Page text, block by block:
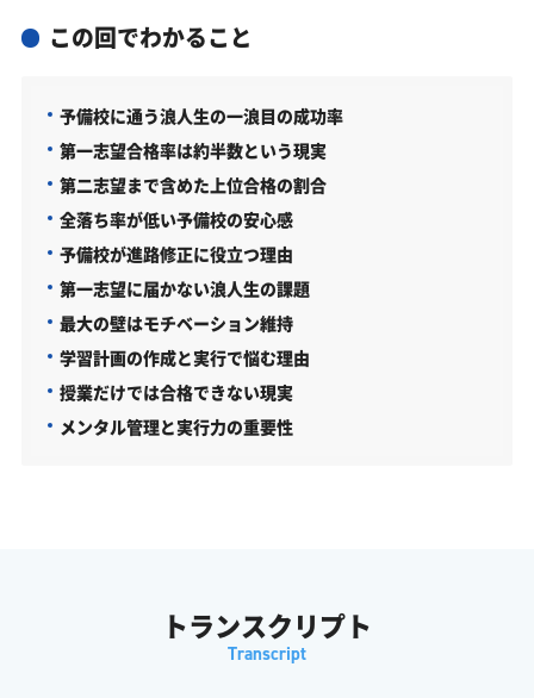
この回でわかること
予備校に通う浪人生の一浪目の成功率
第一志望合格率は約半数という現実
第二志望まで含めた上位合格の割合
全落ち率が低い予備校の安心感
予備校が進路修正に役立つ理由
第一志望に届かない浪人生の課題
最大の壁はモチベーション維持
学習計画の作成と実行で悩む理由
授業だけでは合格できない現実
メンタル管理と実行力の重要性
トランスクリプト